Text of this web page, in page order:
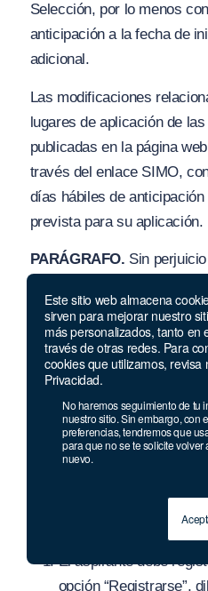
Este sitio web almacena
sirven para mejorar nuestro
más personalizados, tanto en
través de otras redes. Para
cookies que utilizamos, revisa
Privacidad.
No haremos seguimiento de tu
nuestro sitio. Sin embargo, con
preferencias, tendremos que
para que no se te solicite
nuevo.
Selección, por lo menos
anticipación a la fecha de
adicional.
Las modificaciones
lugares de aplicación de
publicadas en la página
través del enlace SIMO,
días hábiles de
prevista para su aplicación.
PARÁGRAFO. Sin
oficio o a petición de parte
previsto por el artículo 45
Procedimiento
Administrativo.
ARTÍCULO 13°.
PROCESO DE
tener en cuenta las
de iniciar su proceso de
El aspirante debe
opción “Registrarse”,